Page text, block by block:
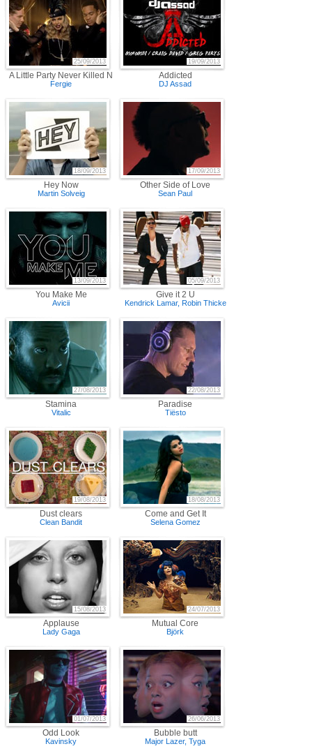
A Little Party Never Killed Nobody (All We Got)
25/09/2013
Fergie
Addicted
19/09/2013
DJ Assad
Hey Now
18/09/2013
Martin Solveig
Other Side of Love
17/09/2013
Sean Paul
You Make Me
13/09/2013
Avicii
Give it 2 U
05/09/2013
Kendrick Lamar, Robin Thicke
Stamina
27/08/2013
Vitalic
Paradise
22/08/2013
Tiësto
Dust clears
19/08/2013
Clean Bandit
Come and Get It
18/08/2013
Selena Gomez
Applause
15/08/2013
Lady Gaga
Mutual Core
24/07/2013
Björk
Odd Look
01/07/2013
Kavinsky
Bubble butt
26/06/2013
Major Lazer,Tyga